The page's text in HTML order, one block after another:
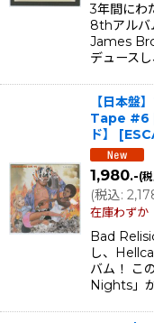
3年間にわ
8thアルバ
James
デュース
【日本
Tape #6
ド】
[
1,980.-(
(税込:
在庫わずか
Bad
し、
バム！ こ
Nights」